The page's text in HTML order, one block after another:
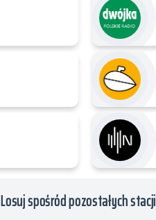
Losuj spośród pozostałych stacji